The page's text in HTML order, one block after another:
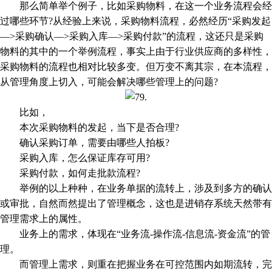
那么简单举个例子，比如采购物料，在这一个业务流程会经
过哪些环节?从经验上来说，采购物料流程，必然经历“采购发起
—>采购确认—>采购入库—>采购付款”的流程，这还只是采购
物料的其中的一个举例流程，事实上由于行业供应商的多样性，
采购物料的流程也相对比较多变。但万变不离其宗，在本流程，
从管理角度上切入，可能会解决哪些管理上的问题?
比如，
本次采购物料的发起，当下是否合理?
确认采购订单，需要由哪些人拍板?
采购入库，怎么保证库存可用?
采购付款，如何走批款流程?
举例的以上种种，在业务单据的流转上，涉及到多方的确认
或审批，自然而然提出了管理概念，这也是进销存系统天然带有
管理需求上的属性。
业务上的需求，体现在“业务流-操作流-信息流-资金流”的管
理。
而管理上需求，则重在把握业务在可控范围内如期流转，完